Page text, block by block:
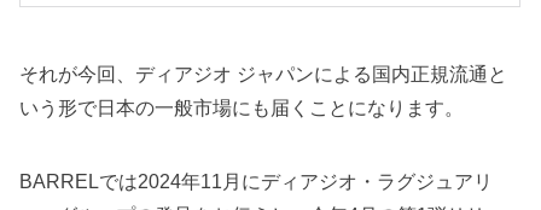
それが今回、ディアジオ ジャパンによる国内正規流通と
いう形で日本の一般市場にも届くことになります。
BARRELでは2024年11月にディアジオ・ラグジュアリ